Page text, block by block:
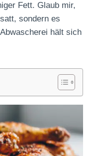
Fett. Glaub mir,
sondern es
hält sich